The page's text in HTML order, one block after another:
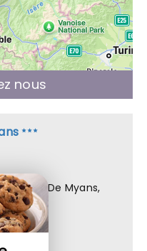
nous
Le Gite De Myans,
06
email